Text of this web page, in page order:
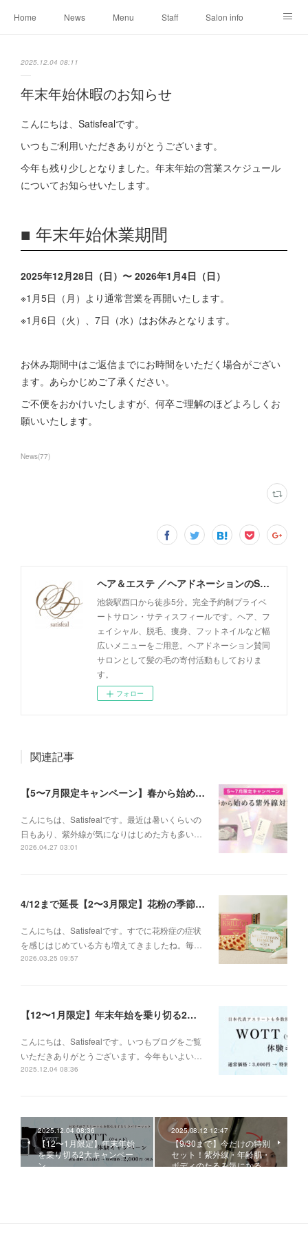
Home News Menu Staff Salon info
2025.12.04 08:11
年末年始休暇のお知らせ
こんにちは、Satisfealです。
いつもご利用いただきありがとうございます。
今年も残り少しとなりました。年末年始の営業スケジュール
についてお知らせいたします。
■ 年末年始休業期間
2025年12月28日（日）〜 2026年1月4日（日）
※1月5日（月）より通常営業を再開いたします。
※1月6日（火）、7日（水）はお休みとなります。
お休み期間中はご返信までにお時間をいただく場合がござい
ます。あらかじめご了承ください。
ご不便をおかけいたしますが、何卒ご理解のほどよろしくお
願いいたします。
News(77)
ヘア＆エステ ／ヘアドネーションのSatisfeal
池袋駅西口から徒歩5分。完全予約制プライベ
ートサロン・サティスフィールです。ヘア、フ
ェイシャル、脱毛、痩身、フットネイルなど幅
広いメニューをご用意。ヘアドネーション賛同
サロンとして髪の毛の寄付活動もしておりま
す。
フォロー
関連記事
【5〜7月限定キャンペーン】春から始める紫外線対策
こんにちは、Satisfealです。最近は暑いくらいの
日もあり、紫外線が気になりはじめた方も多い…
2026.04.27 03:01
4/12まで延長【2〜3月限定】花粉の季節に、インナーケアセットキャンペーン
こんにちは、Satisfealです。すでに花粉症の症状
を感じはじめている方も増えてきましたね。毎…
2026.03.25 09:57
【12〜1月限定】年末年始を乗り切る2大キャンペーン
こんにちは、Satisfealです。いつもブログをご覧
いただきありがとうございます。今年もいよい…
2025.12.04 08:36
2025.12.04 08:36
【12〜1月限定】年末年始
を乗り切る2大キャンペー
ン
2025.08.12 12:47
【9/30まで】今だけの特別
セット！紫外線・年齢肌・
ボディのたるみ気になる…